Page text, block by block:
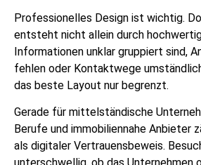
Professionelles Design ist wichtig.
entsteht nicht allein durch
Informationen unklar gruppiert sind,
fehlen oder Kontaktwege
das beste Layout nur begrenzt.
Gerade für mittelständische
Berufe und immobiliennahe Anbieter
als digitaler Vertrauensbeweis.